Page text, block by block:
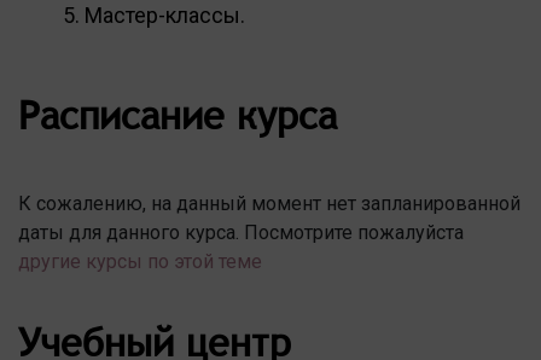
Мастер-классы.
Расписание курса
К сожалению, на данный момент нет запланированной
даты для данного курса. Посмотрите пожалуйста
другие курсы по этой теме
Учебный центр